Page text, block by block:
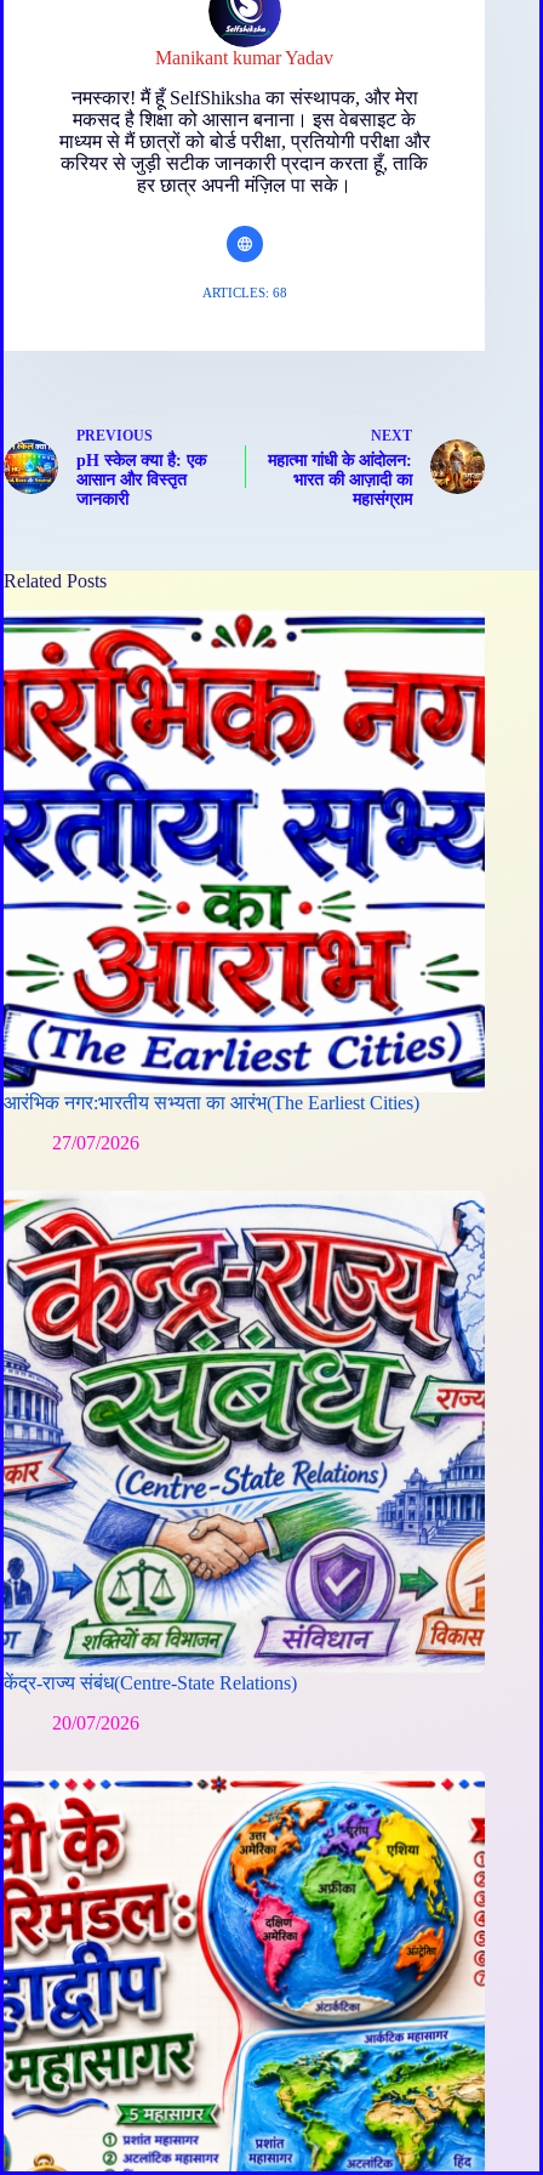
Manikant kumar Yadav
नमस्कार! मैं हूँ SelfShiksha का संस्थापक, और मेरा
मकसद है शिक्षा को आसान बनाना। इस वेबसाइट के
माध्यम से मैं छात्रों को बोर्ड परीक्षा, प्रतियोगी परीक्षा और
करियर से जुड़ी सटीक जानकारी प्रदान करता हूँ, ताकि
हर छात्र अपनी मंज़िल पा सके।
ARTICLES: 68
PREVIOUS
pH स्केल क्या है: एक
आसान और विस्तृत
जानकारी
NEXT
महात्मा गांधी के आंदोलन:
भारत की आज़ादी का
महासंग्राम
Related Posts
आरंभिक नगर:भारतीय सभ्यता का आरंभ(The Earliest Cities)
27/07/2026
केंद्र-राज्य संबंध(Centre-State Relations)
20/07/2026